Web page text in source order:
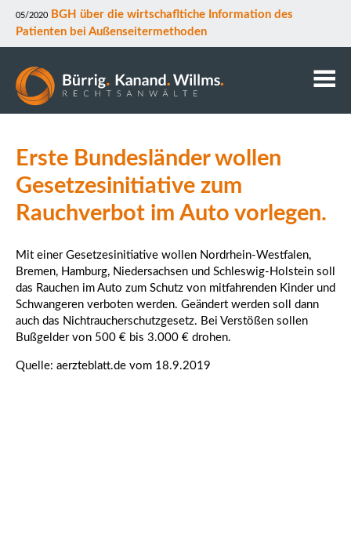
05/2020
BGH über die wirtschafltiche Information des
Patienten bei Außenseitermethoden
Anwälte
Mitarbeiter
Downloads
Rechtsgebiete
Erste Bundesländer wollen
Gesetzesinitiative zum
Rauchverbot im Auto vorlegen.
Mit einer Gesetzesinitiative wollen Nordrhein-Westfalen,
Bremen, Hamburg, Niedersachsen und Schleswig-Holstein soll
das Rauchen im Auto zum Schutz von mitfahrenden Kinder und
Schwangeren verboten werden. Geändert werden soll dann
auch das Nichtraucherschutzgesetz. Bei Verstößen sollen
Bußgelder von 500 € bis 3.000 € drohen.
Quelle: aerzteblatt.de vom 18.9.2019